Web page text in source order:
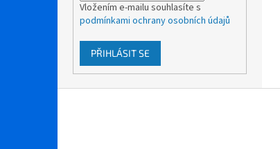
Vložením e-mailu souhlasíte s
podmínkami ochrany osobních údajů
PŘIHLÁSIT SE